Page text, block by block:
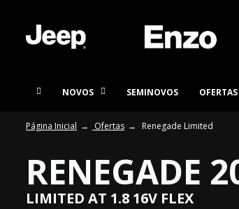
NOVOS SEMINOVOS OFERTAS
Página Inicial Ofertas Renegade Limited
RENEGADE
LIMITED AT 1.8 16V FLEX